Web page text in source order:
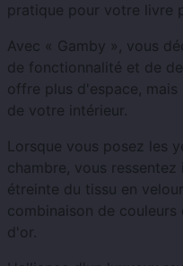
pratique pour votre livre
Avec « Gamby », vous
de fonctionnalité et de
offre plus d'espace, mais
de votre intérieur.
Lorsque vous posez les
chambre, vous
étreinte du tissu en
combinaison de
d'or.